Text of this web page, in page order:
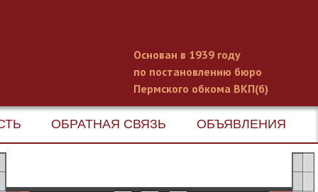
Основан в 1939 году
по постановлению бюро
Пермского обкома ВКП(б)
ОБРАТНАЯ СВЯЗЬ ОБЪЯВЛЕНИЯ